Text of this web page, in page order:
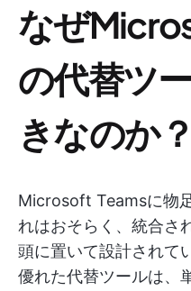
なぜ
の代替ツ
きなのか？
Microsoft Teamsに物
れはおそらく、統合さ
頭に置いて設計されて
優れた代替ツールは、